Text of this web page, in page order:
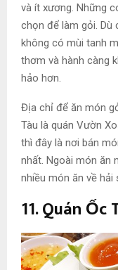
và ít xương. Những
chọn để làm gỏi. Dù
không có mùi tanh
thơm và hành càng
hảo hơn.
Địa chỉ để ăn món
Tàu là quán Vườn
thì đây là nơi bán
nhất. Ngoài món ăn
nhiều món ăn về hải
11. Quán